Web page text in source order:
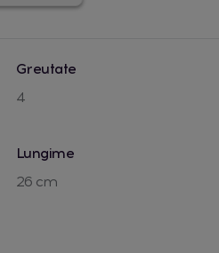
Greutate
4
Lungime
26 cm